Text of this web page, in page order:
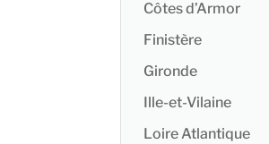
Côtes d’Armor
Finistère
Gironde
Ille-et-Vilaine
Loire Atlantique